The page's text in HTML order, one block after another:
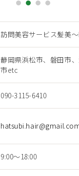
訪問美容サービス髪美
静岡県浜松市、磐田市、
市etc
090-3115-6410
9:00〜18:00